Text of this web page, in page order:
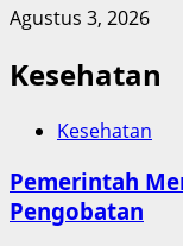
Agustus 3, 2026
Kesehatan
Kesehatan
Pemerintah
Pengobatan